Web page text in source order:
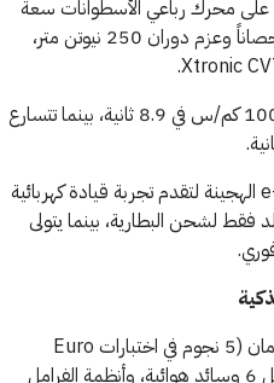
على محرك رباعي الأسطوانات سعة
1300 سي سي تيربو، يولد قوة 148 حصاناً وعزم دوران 250 نيوتن متر،
تتسارع نسخة الجر الأمامي من 0 إلى 100 كم/س في 8.9 ثانية، بينما تتسارع
كما تتوفر لأول مرة منظومة e-POWER الهجينة لتقدم تجربة قيادة كهربائية
لشحن البطارية، بينما يتولى
تأتي قشقاي مدعومة بأعلى تقييمات الأمان (5 نجوم في اختبارات Euro
NCAP)، مع حزمة أمان متكاملة تشمل 6 وسائد هوائية، وأنظمة الفرامل